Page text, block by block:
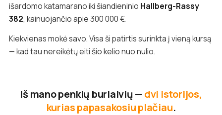
išardomo katamarano iki šiandieninio Hallberg-Rassy
382, kainuojančio apie 300 000 €.
Kiekvienas mokė savo. Visa ši patirtis surinkta į vieną kursą
— kad tau nereikėtų eiti šio kelio nuo nulio.
Iš mano penkių burlaivių — dvi istorijos,
kurias papasakosiu plačiau.